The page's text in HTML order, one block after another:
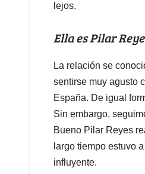
lejos.
Ella es Pilar
La relación se
sentirse muy agusto
España. De igual
Sin embargo,
Bueno Pilar Reyes
largo tiempo estuvo
influyente.